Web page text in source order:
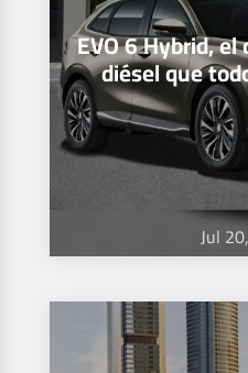
EVO 6 Hybrid,
diésel que
Jul